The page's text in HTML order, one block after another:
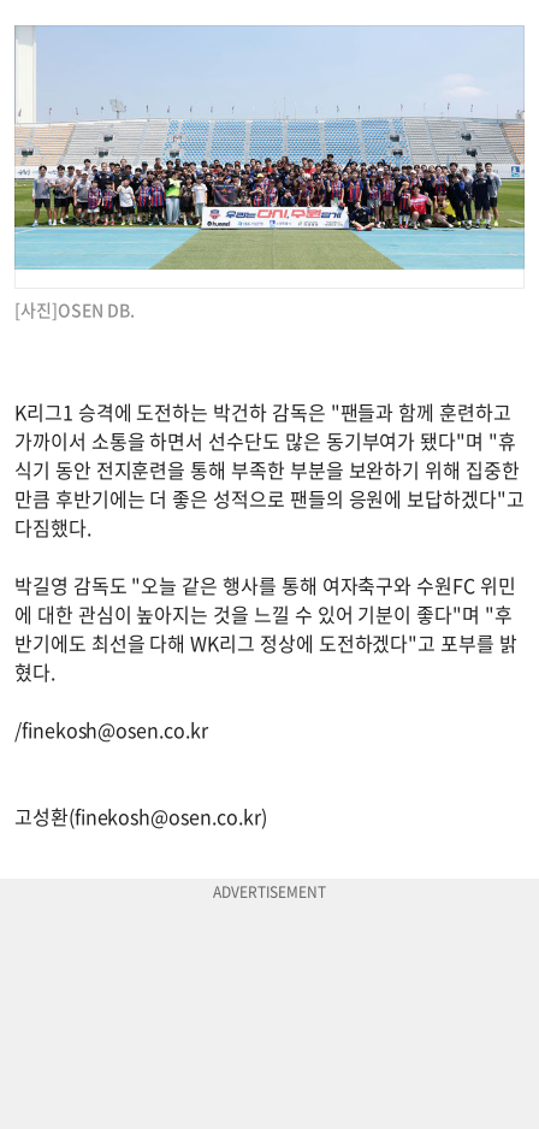
[사진]OSEN DB.
K리그1 승격에 도전하는 박건하 감독은 "팬들과 함께 훈련하고
가까이서 소통을 하면서 선수단도 많은 동기부여가 됐다"며 "휴
식기 동안 전지훈련을 통해 부족한 부분을 보완하기 위해 집중한
만큼 후반기에는 더 좋은 성적으로 팬들의 응원에 보답하겠다"고
다짐했다.
박길영 감독도 "오늘 같은 행사를 통해 여자축구와 수원FC 위민
에 대한 관심이 높아지는 것을 느낄 수 있어 기분이 좋다"며 "후
반기에도 최선을 다해 WK리그 정상에 도전하겠다"고 포부를 밝
혔다.
/finekosh@osen.co.kr
고성환(finekosh@osen.co.kr)